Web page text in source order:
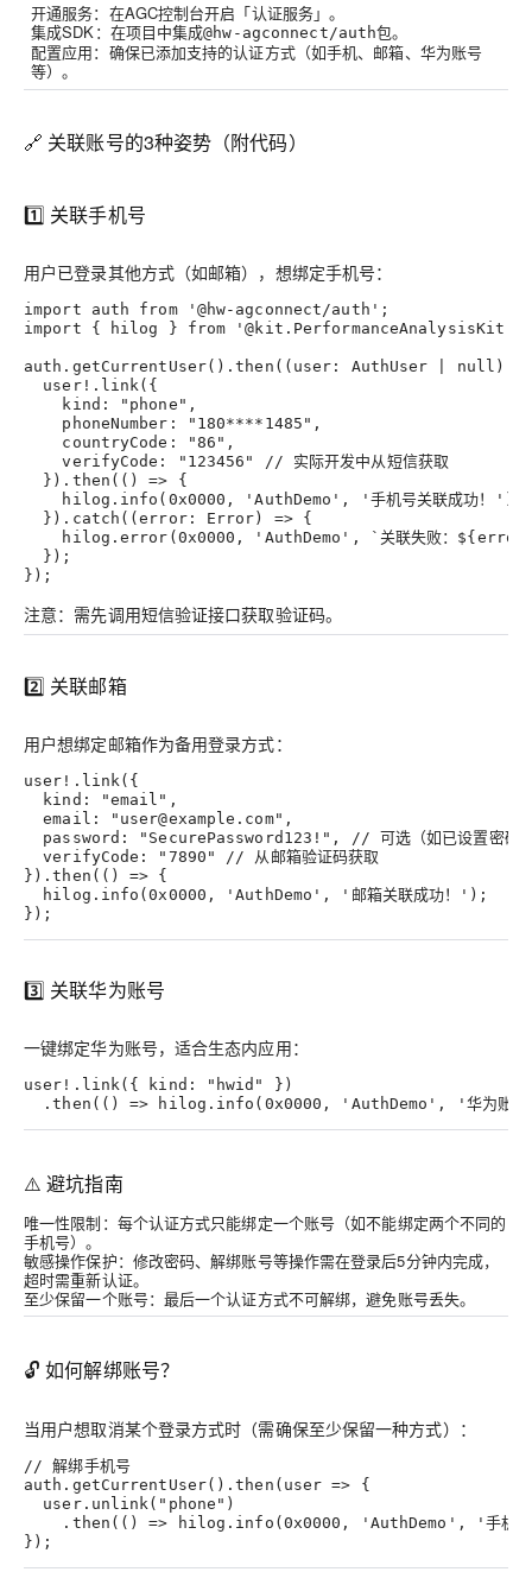
开通服务：在AGC控制台开启「认证服务」。
集成SDK：在项目中集成@hw-agconnect/auth包。
配置应用：确保已添加支持的认证方式（如手机、邮箱、华为账号
等）。
🔗 关联账号的3种姿势（附代码）
1️⃣ 关联手机号
用户已登录其他方式（如邮箱），想绑定手机号：
import auth from '@hw-agconnect/auth';
import { hilog } from '@kit.PerformanceAnalysisKit';
auth.getCurrentUser().then((user: AuthUser | null)
user!.link({
kind: "phone",
phoneNumber: "180****1485",
countryCode: "86",
verifyCode: "123456" // 实际开发中从短信获取
}).then(() => {
hilog.info(0x0000, 'AuthDemo', '手机号关联成功！');
}).catch((error: Error) => {
hilog.error(0x0000, 'AuthDemo', `关联失败：
});
});
注意：需先调用短信验证接口获取验证码。
2️⃣ 关联邮箱
用户想绑定邮箱作为备用登录方式：
user!.link({
kind: "email",
email: "user@example.com",
password: "SecurePassword123!", // 可选（如已设置密码
verifyCode: "7890" // 从邮箱验证码获取
}).then(() => {
hilog.info(0x0000, 'AuthDemo', '邮箱关联成功！');
});
3️⃣ 关联华为账号
一键绑定华为账号，适合生态内应用：
user!.link({ kind: "hwid" })
.then(() => hilog.info(0x0000, 'AuthDemo', '华为账号
⚠️ 避坑指南
唯一性限制 ：每个认证方式只能绑定一个账号（如不能绑定两个不同的
手机号）。
敏感操作保护：修改密码、解绑账号等操作需在登录后5分钟内完成，
超时需重新认证。
至少保留一个账号：最后一个认证方式不可解绑，避免账号丢失。
🔓 如何解绑账号？
当用户想取消某个登录方式时（需确保至少保留一种方式）：
// 解绑手机号
auth.getCurrentUser().then(user => {
user.unlink("phone")
.then(() => hilog.info(0x0000, 'AuthDemo', '手机号
});